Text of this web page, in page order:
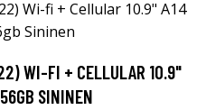
WI-FI + CELLULAR 10.9"
SININEN